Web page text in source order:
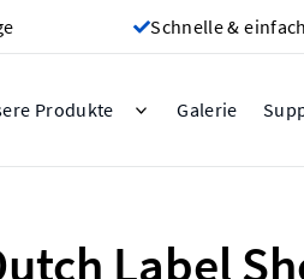
Schnelle &
Produkte Galerie
Label